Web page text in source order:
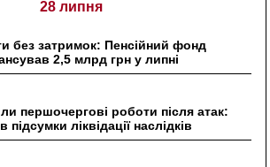
28 липня
без затримок: Пенсійний фонд
2,5 млрд грн у липні
першочергові роботи після атак:
підсумки ліквідації наслідків